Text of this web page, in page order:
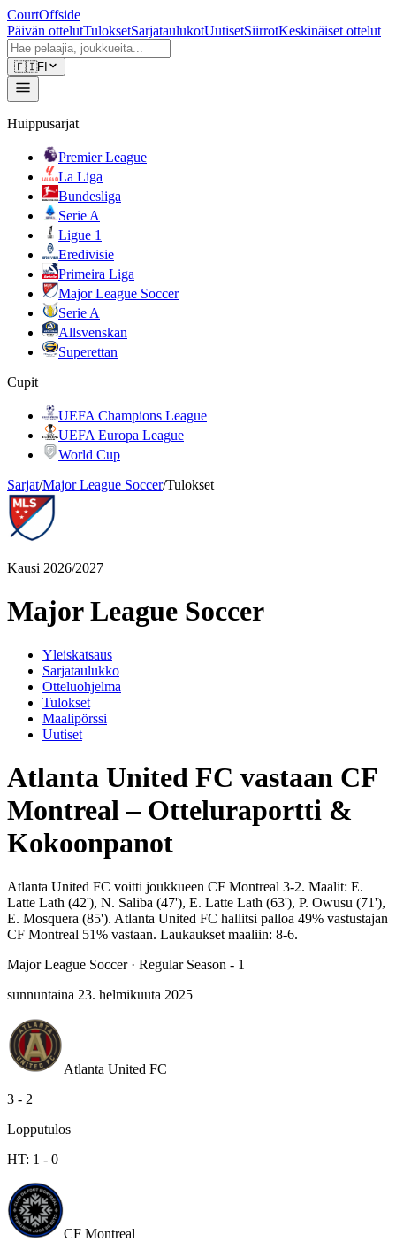
CourtOffside
Päivän ottelutTuloksetSarjataulukotUutisetSiirrotKeskinäiset ottelut
🇫🇮FI
Huippusarjat
Premier League
La Liga
Bundesliga
Serie A
Ligue 1
Eredivisie
Primeira Liga
Major League Soccer
Serie A
Allsvenskan
Superettan
Cupit
UEFA Champions League
UEFA Europa League
World Cup
Sarjat/Major League Soccer/Tulokset
Kausi 2026/2027
Major League Soccer
Yleiskatsaus
Sarjataulukko
Otteluohjelma
Tulokset
Maalipörssi
Uutiset
Atlanta United FC vastaan CF
Montreal – Otteluraportti &
Kokoonpanot
Atlanta United FC voitti joukkueen CF Montreal 3-2. Maalit: E.
Latte Lath (42'), N. Saliba (47'), E. Latte Lath (63'), P. Owusu (71'),
E. Mosquera (85'). Atlanta United FC hallitsi palloa 49% vastustajan
CF Montreal 51% vastaan. Laukaukset maaliin: 8-6.
Major League Soccer· Regular Season - 1
sunnuntaina 23. helmikuuta 2025
Atlanta United FC
3 - 2
Lopputulos
HT: 1 - 0
CF Montreal